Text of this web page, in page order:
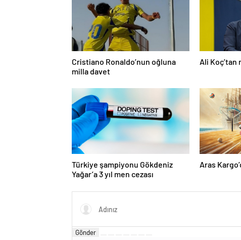
Cristiano Ronaldo’nun oğluna
milla davet
Ali
Türkiye şampiyonu Gökdeniz
Yağar’a 3 yıl men cezası
Aras
Gönder